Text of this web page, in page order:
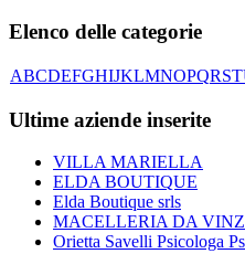
Elenco delle categorie
ABCDEFGHIJKLMNOPQRST
Ultime aziende inserite
VILLA MARIELLA
ELDA BOUTIQUE
Elda Boutique srls
MACELLERIA DA
Orietta Savelli Psicologa